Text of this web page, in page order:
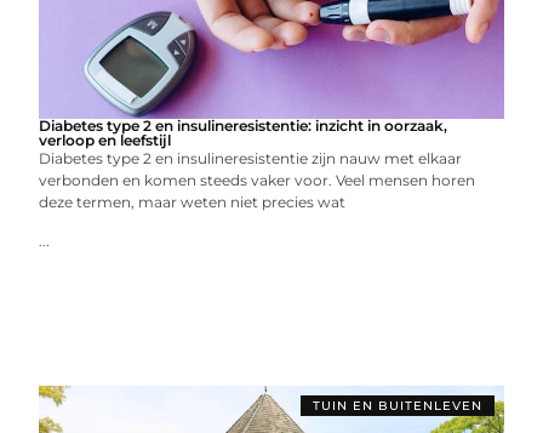
Diabetes type 2 en insulineresistentie: inzicht in oorzaak,
verloop en leefstijl
Diabetes type 2 en insulineresistentie zijn nauw met elkaar
verbonden en komen steeds vaker voor. Veel mensen horen
deze termen, maar weten niet precies wat
...
TUIN EN BUITENLEVEN